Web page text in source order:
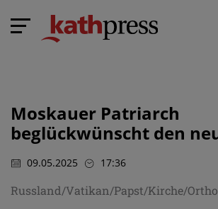
Moskauer Patriarch
beglückwünscht den
09.05.2025 17:36
Russland/Vatikan/Papst/Kirche/